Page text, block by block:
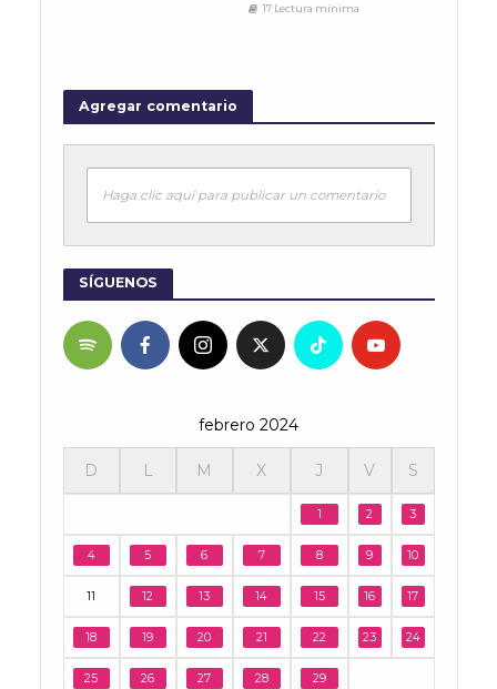
17 Lectura mínima
Agregar comentario
Haga clic aquí para publicar un comentario
SÍGUENOS
febrero 2024
D L M X J V S
1 2 3
4 5 6 7 8 9 10
11 12 13 14 15 16 17
18 19 20 21 22 23 24
25 26 27 28 29